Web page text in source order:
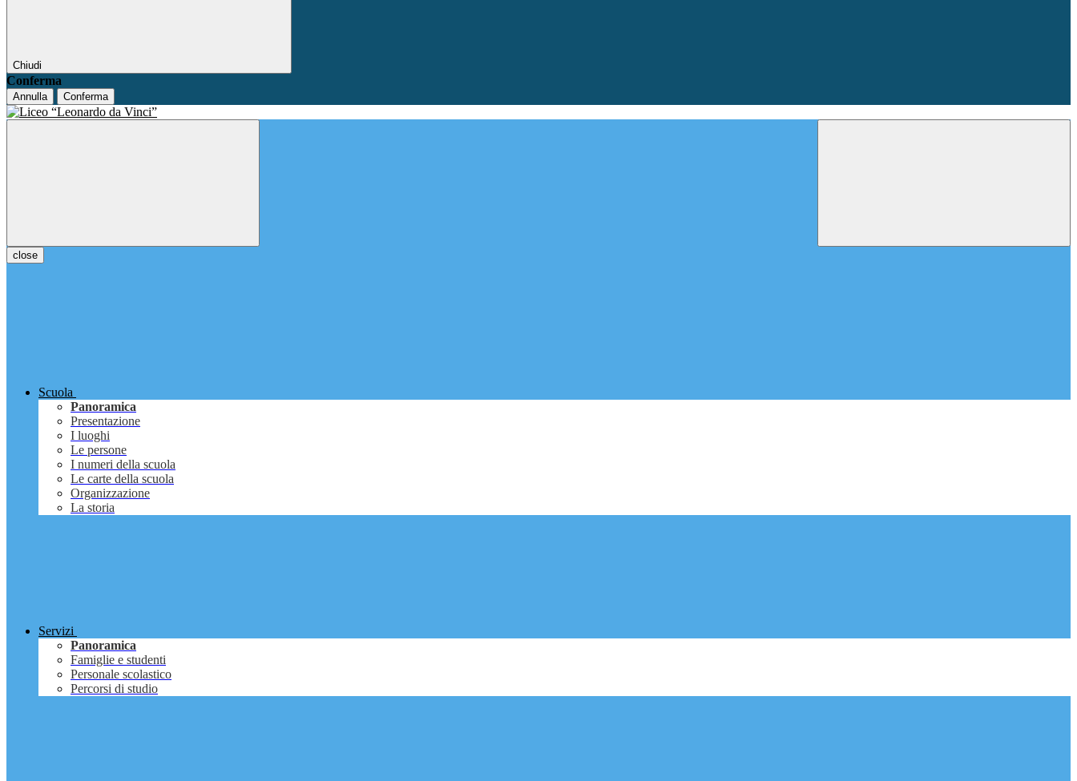
Chiudi
Conferma
Annulla Conferma
close
Scuola
Panoramica
Presentazione
I luoghi
Le persone
I numeri della scuola
Le carte della scuola
Organizzazione
La storia
Servizi
Panoramica
Famiglie e studenti
Personale scolastico
Percorsi di studio